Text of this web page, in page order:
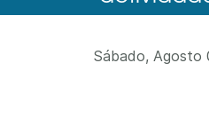
Sábado, Agosto